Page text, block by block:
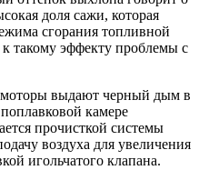
доля сажи, которая
сгорания топливной
такому эффекту проблемы с
выдают черный дым в
камере
прочисткой системы
воздуха для увеличения
игольчатого клапана.